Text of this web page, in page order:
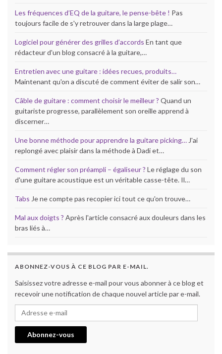
Les fréquences d’EQ de la guitare, le pense-bête ! Pas
toujours facile de s'y retrouver dans la large plage…
Logiciel pour générer des grilles d’accords En tant que
rédacteur d'un blog consacré à la guitare,…
Entretien avec une guitare : idées recues, produits…
Maintenant qu'on a discuté de comment éviter de salir son…
Câble de guitare : comment choisir le meilleur ? Quand un
guitariste progresse, parallèlement son oreille apprend à
discerner…
Une bonne méthode pour apprendre la guitare picking… J'ai
replongé avec plaisir dans la méthode à Dadi et…
Comment régler son préampli – égaliseur ? Le réglage du son
d'une guitare acoustique est un véritable casse-tête. Il…
Tabs Je ne compte pas recopier ici tout ce qu'on trouve…
Mal aux doigts ? Après l'article consacré aux douleurs dans les
bras liés à…
ABONNEZ-VOUS À CE BLOG PAR E-MAIL.
Saisissez votre adresse e-mail pour vous abonner à ce blog et
recevoir une notification de chaque nouvel article par e-mail.
Adresse e-mail
Abonnez-vous